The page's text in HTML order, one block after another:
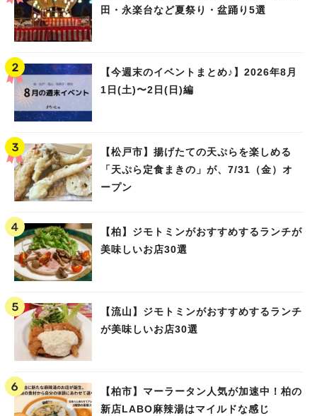
田・永楽台など夏祭り・盆踊り5選
【今週末のイベントまとめ♪】2026年8月
1日(土)〜2日(日)編
【松戸市】揚げたての天ぷらを楽しめる
「天ぷら定食まきの」が、7/31（金）オ
ープン
【柏】ジモトミンがおすすめするランチが
美味しいお店30選
【流山】ジモトミンがおすすめするランチ
が美味しいお店30選
【柏市】マーラータン人気が加速中！柏の
新店LABO麻辣湯はマイルドな感じ